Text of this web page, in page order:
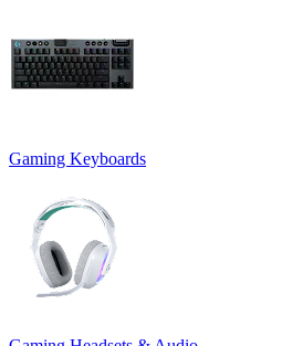
Gaming Keyboards